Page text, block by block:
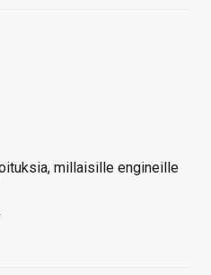
millaisille engineille